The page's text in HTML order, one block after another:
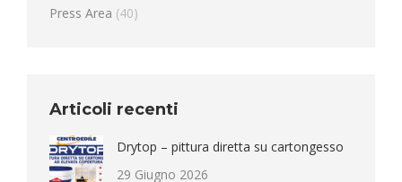
Press Area (40)
Articoli recenti
Drytop – pittura diretta su cartongesso
29 Giugno 2026